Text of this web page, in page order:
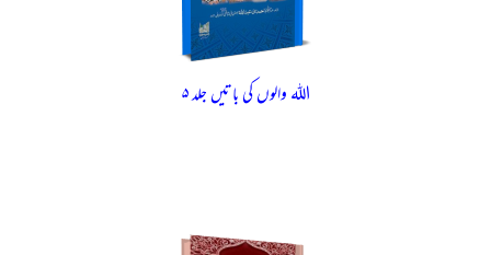
اللہ والوں کی باتیں جلد ۵